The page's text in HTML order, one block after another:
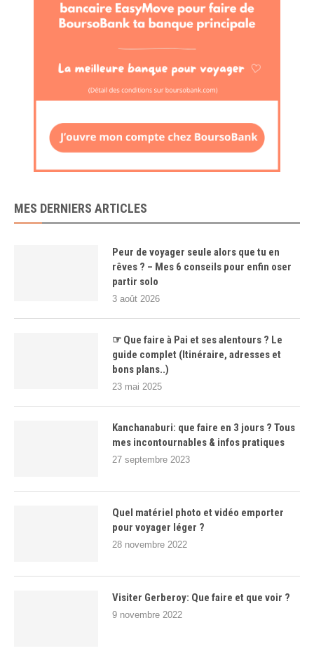
MES DERNIERS ARTICLES
Peur de voyager seule alors que tu en
rêves ? – Mes 6 conseils pour enfin oser
partir solo
3 août 2026
☞ Que faire à Pai et ses alentours ? Le
guide complet (Itinéraire, adresses et
bons plans..)
23 mai 2025
Kanchanaburi: que faire en 3 jours ? Tous
mes incontournables & infos pratiques
27 septembre 2023
Quel matériel photo et vidéo emporter
pour voyager léger ?
28 novembre 2022
Visiter Gerberoy: Que faire et que voir ?
9 novembre 2022